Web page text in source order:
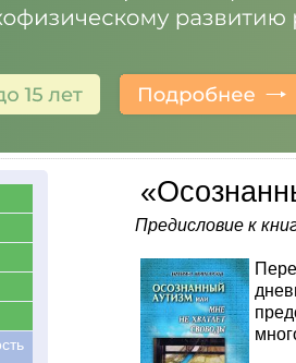
Предисловие к